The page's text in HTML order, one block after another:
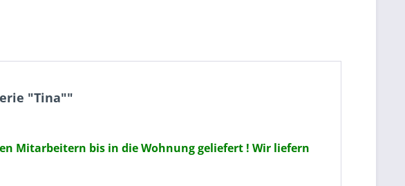
"Tina""
Mitarbeitern bis in die Wohnung geliefert ! Wir liefern